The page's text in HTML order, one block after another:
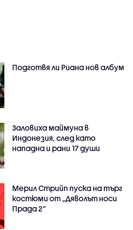
Подготвя ли Риана нов албум
Заловиха маймуна в
Индонезия, след като
нападна и рани 17 души
Мерил Стрийп пуска на търг
костюми от „Дяволът носи
Прада 2“